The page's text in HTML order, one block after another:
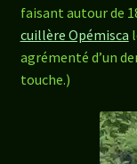
faisant autour de
cuillère Opémisca
agrémenté d’un
touche.)